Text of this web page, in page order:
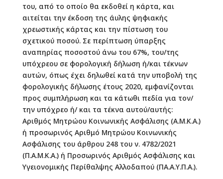
του, από το οποίο θα εκδοθεί η κάρτα, και
αιτείται την έκδοση της άυλης ψηφιακής
χρεωστικής κάρτας και την πίστωση του
σχετικού ποσού. Σε περίπτωση ύπαρξης
αναπηρίας ποσοστού άνω του 67%, του/της
υπόχρεου σε φορολογική δήλωση ή/και τέκνων
αυτών, όπως έχει δηλωθεί κατά την υποβολή της
φορολογικής δήλωσης έτους 2020, εμφανίζονται
προς συμπλήρωση και τα κάτωθι πεδία για τον/
την υπόχρεο ή/ και τα τέκνα αυτού/αυτής:
Αριθμός Μητρώου Κοινωνικής Ασφάλισης (Α.Μ.Κ.Α.)
ή προσωρινός Αριθμό Μητρώου Κοινωνικής
Ασφάλισης του άρθρου 248 του ν. 4782/2021
(Π.Α.Μ.Κ.Α.) ή Προσωρινός Αριθμός Ασφάλισης και
Υγειονομικής Περίθαλψης Αλλοδαπού (ΠΑ.Α.Υ.Π.Α.).